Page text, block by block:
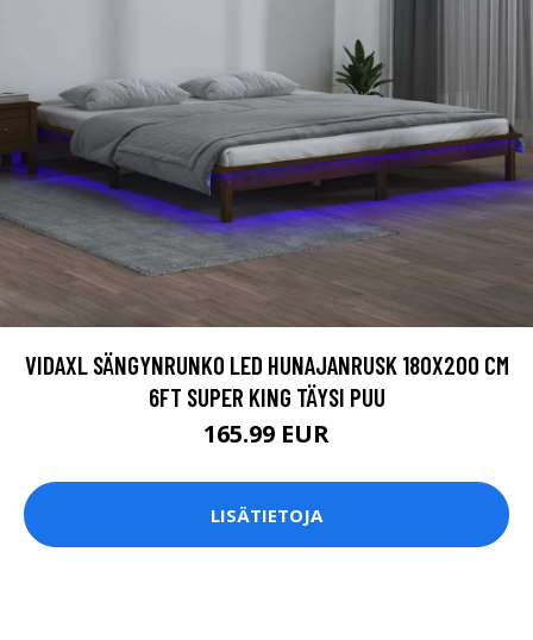
VIDAXL SÄNGYNRUNKO LED HUNAJANRUSK 180X200 CM
6FT SUPER KING TÄYSI PUU
165.99 EUR
LISÄTIETOJA